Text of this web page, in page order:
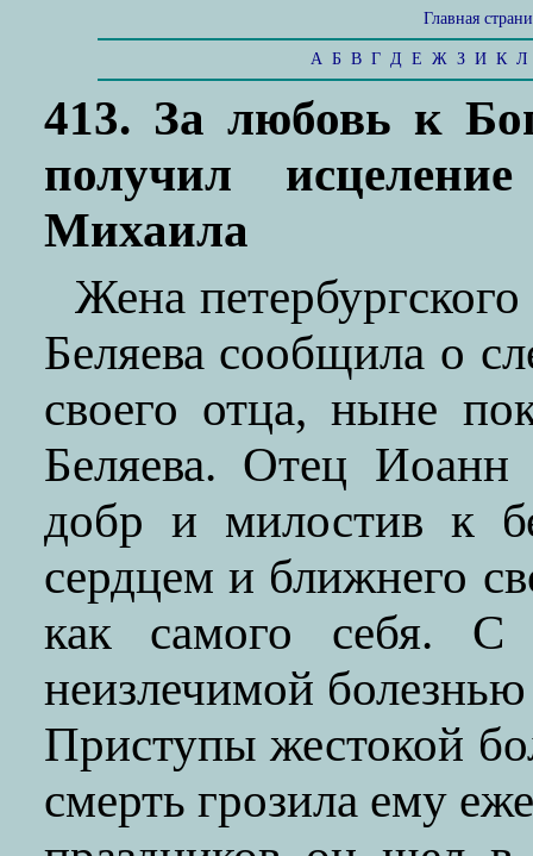
Главная
А Б В Г Д Е Ж З И К Л
413. За любовь к
получил
Михаила
Жена
Беляева сообщила о
своего отца, ныне
Беляева. Отец
добр и милостив к
сердцем и ближнего
как самого себя. С
неизлечимой
Приступы жестокой
смерть грозила ему